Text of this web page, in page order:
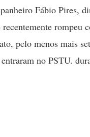
Fábio Pires,
rompeu
pelo menos mais
no PSTU.